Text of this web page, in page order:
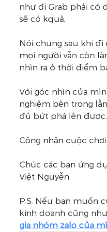
như đi Grab phải có
sẽ có kquả.
Nói chung sau khi đi
mọi người vẫn còn
nhìn ra ở thời điểm
Với góc nhìn của
nghiệm bên trong
đủ bứt phá lên được.
Công nhận cuộc
Chúc các bạn ứng
Việt Nguyễn
P.S. Nếu bạn muốn
kinh doanh cũng
gia nhóm zalo của